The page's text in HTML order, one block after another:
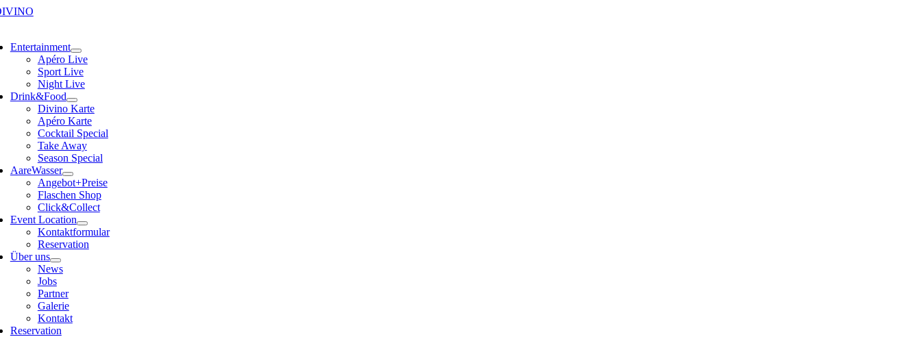
Skip
Entertainment
Apéro Live
Sport Live
Night Live
Drink&Food
Divino Karte
Apéro Karte
Cocktail Special
Take Away
Season Special
AareWasser
Angebot+Preise
Flaschen Shop
Click&Collect
Event Location
Kontaktformular
Reservation
Über uns
News
Jobs
Partner
Galerie
Kontakt
Reservation